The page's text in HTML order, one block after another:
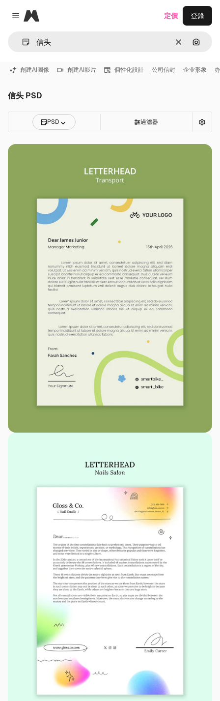
Close menu
Magnific
清除 通過圖
定價 登錄
創建AI圖像 創建AI影片 個性化設計 公司信封 企业形象
信头 PSD
PSD 過濾器